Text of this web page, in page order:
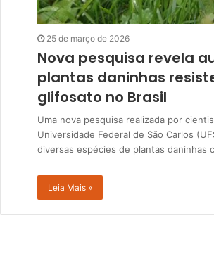
25 de março de 2026
Nova pesquisa revela
plantas daninhas
glifosato no Brasil
Uma nova pesquisa realizada por
Universidade Federal de São Carlos
diversas espécies de plantas daninhas
Leia Mais »